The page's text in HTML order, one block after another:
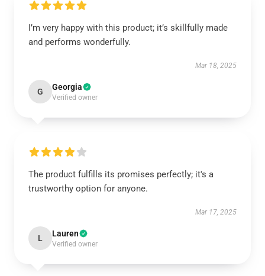
I’m very happy with this product; it’s skillfully made
and performs wonderfully.
Mar 18, 2025
G Georgia
Verified owner
The product fulfills its promises perfectly; it's a
trustworthy option for anyone.
Mar 17, 2025
L Lauren
Verified owner